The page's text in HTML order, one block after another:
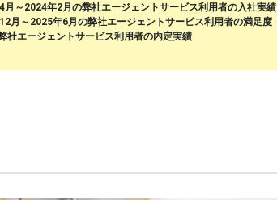
月～2024年2月の弊社エージェントサービス利用者の入社実績
月～2025年6月の弊社エージェントサービス利用者の満足度
社エージェントサービス利用者の内定実績